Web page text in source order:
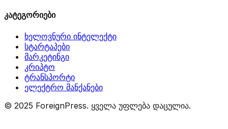
კატეგორიები
ხელოვნური ინტელექტი
სტარტაპები
მარკეტინგი
კრიპტო
ტრანსპორტი
ელექტრო მანქანები
© 2025 ForeignPress. ყველა უფლება დაცულია.